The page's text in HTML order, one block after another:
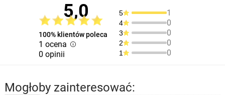
5,0
100% klientów poleca
1 ocena
0 opinii
5 1
4 0
3 0
2 0
1 0
Mogłoby zainteresować: